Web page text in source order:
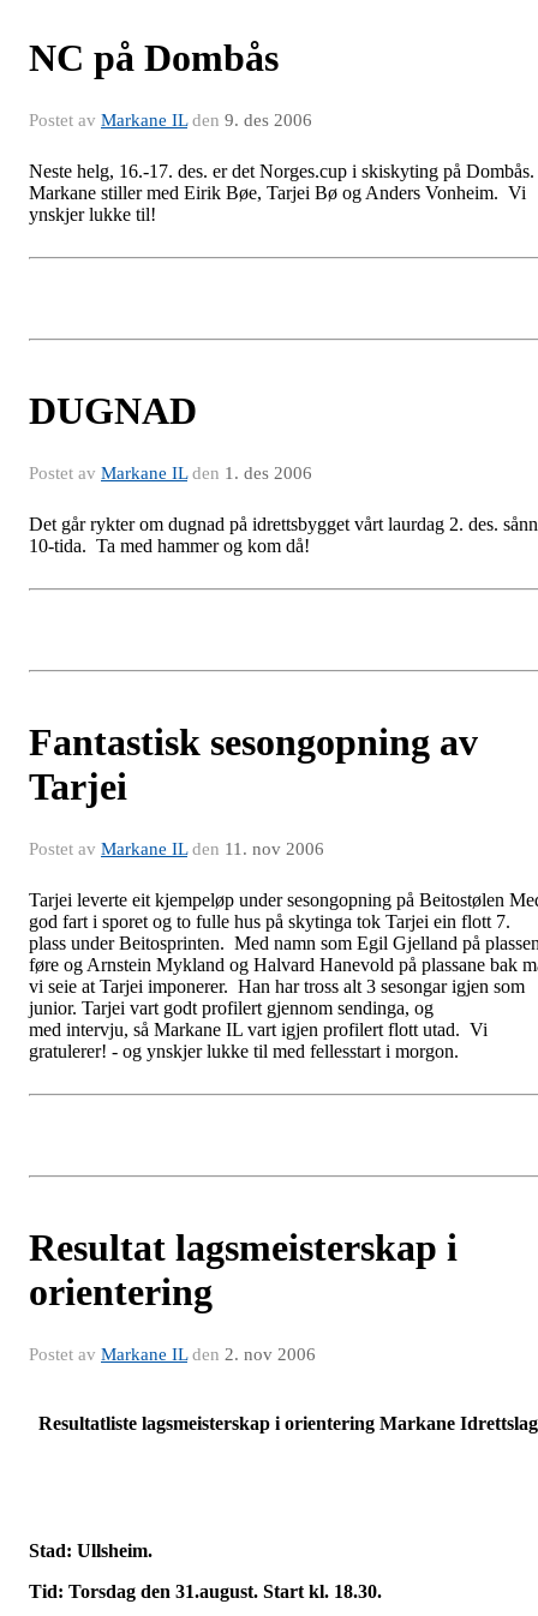
NC på Dombås
Postet av Markane ILden 9. des 2006
Neste helg, 16.-17. des. er det Norges.cup i skiskyting på Dombås.
Markane stiller med Eirik Bøe, Tarjei Bø og Anders Vonheim. Vi
ynskjer lukke til!
DUGNAD
Postet av Markane ILden 1. des 2006
Det går rykter om dugnad på idrettsbygget vårt laurdag 2. des.
10-tida. Ta med hammer og kom då!
Fantastisk sesongopning av
Tarjei
Postet av Markane ILden 11. nov 2006
Tarjei leverte eit kjempeløp under sesongopning på Beitostølen
god fart i sporet og to fulle hus på skytinga tok Tarjei ein flott 7.
plass under Beitosprinten. Med namn som Egil Gjelland på
føre og Arnstein Mykland og Halvard Hanevold på plassane bak
vi seie at Tarjei imponerer. Han har tross alt 3 sesongar igjen som
junior. Tarjei vart godt profilert gjennom sendinga, og
med intervju, så Markane IL vart igjen profilert flott utad. Vi
gratulerer! - og ynskjer lukke til med fellesstart i morgon.
Resultat lagsmeisterskap i
orientering
Postet av Markane ILden 2. nov 2006
Resultatliste lagsmeisterskap i orientering Markane Idrettslag
Stad: Ullsheim.
Tid: Torsdag den 31.august. Start kl. 18.30.